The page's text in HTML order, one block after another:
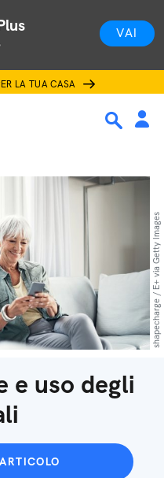
VAI
LA TUA CASA
e uso degli
shapecharge / E+ via Getty Images